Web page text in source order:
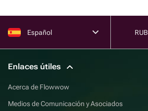
Español RUB
Enlaces útiles
Acerca de Flowwow
Medios de Comunicación y Asociados